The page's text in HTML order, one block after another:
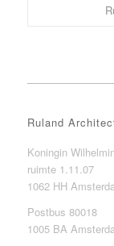
Ruland
Koningin
ruimte 1.11.07
1062 HH
Postbus 80018
1005 BA